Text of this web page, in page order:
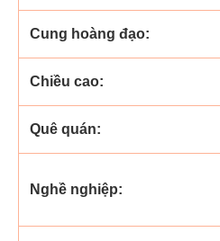
Cung hoàng đạo:
Chiều cao:
Quê quán:
Nghề nghiệp: